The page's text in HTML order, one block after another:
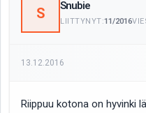
S Snubie
LIITTYNYT:11/2016
13.12.2016
Riippuu kotona on hyvinki